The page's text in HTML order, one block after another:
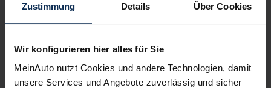
Zustimmung Details Über Cookies
Wir konfigurieren hier alles für Sie
MeinAuto nutzt Cookies und andere Technologien, damit
unsere Services und Angebote zuverlässig und sicher
Kundenzufriedenheit!
MeinAuto.de hat langjährige Erfahrungen auf dem